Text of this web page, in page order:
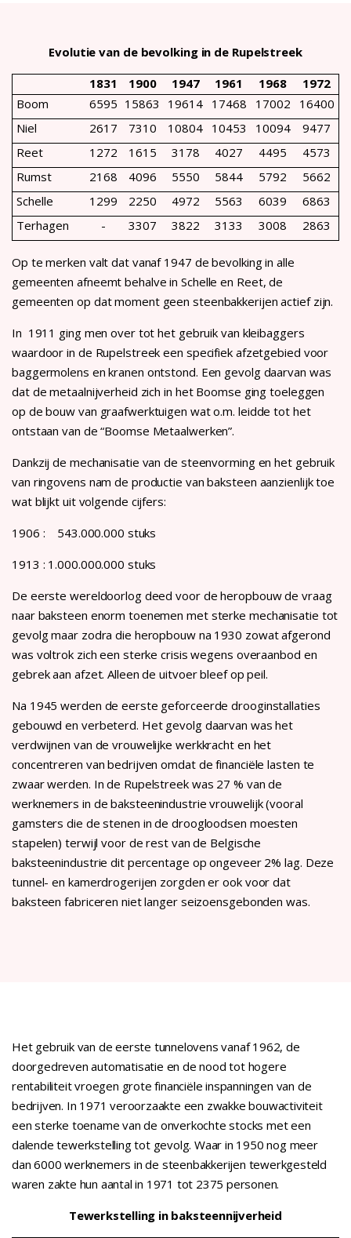
Evolutie van de bevolking in de Rupelstreek
1831
1900 1947 1961 1968
1972
Boom
6595 15863 19614 17468 17002
16400
Niel
2617 7310 10804 10453 10094
9477
Reet
1272 1615 3178 4027 4495
4573
Rumst
2168 4096 5550 5844 5792
5662
Schelle
1299 2250 4972 5563 6039
6863
Terhagen
- 3307 3822 3133 3008 2863
Op te merken valt dat vanaf 1947 de bevolking in alle
gemeenten afneemt behalve in Schelle en Reet, de
gemeenten op dat moment geen steenbakkerijen actief zijn.
In 1911 ging men over tot het gebruik van kleibaggers
waardoor in de Rupelstreek een specifiek afzetgebied voor
baggermolens en kranen ontstond. Een gevolg daarvan was
dat de metaalnijverheid zich in het Boomse ging toeleggen
op de bouw van graafwerktuigen wat o.m. leidde tot het
ontstaan van de “Boomse Metaalwerken”.
Dankzij de mechanisatie van de steenvorming en het gebruik
van ringovens nam de productie van baksteen aanzienlijk toe
wat blijkt uit volgende cijfers:
1906 : 543.000.000 stuks
1913 : 1.000.000.000 stuks
De eerste wereldoorlog deed voor de heropbouw de vraag
naar baksteen enorm toenemen met sterke mechanisatie tot
gevolg maar zodra die heropbouw na 1930 zowat afgerond
was voltrok zich een sterke crisis wegens overaanbod en
gebrek aan afzet. Alleen de uitvoer bleef op peil.
Na 1945 werden de eerste geforceerde drooginstallaties
gebouwd en verbeterd. Het gevolg daarvan was het
verdwijnen van de vrouwelijke werkkracht en het
concentreren van bedrijven omdat de financiële lasten te
zwaar werden. In de Rupelstreek was 27 % van de
werknemers in de baksteenindustrie vrouwelijk (vooral
gamsters die de stenen in de droogloodsen moesten
stapelen) terwijl voor de rest van de Belgische
baksteenindustrie dit percentage op ongeveer 2% lag. Deze
tunnel- en kamerdrogerijen zorgden er ook voor dat
baksteen fabriceren niet langer seizoensgebonden was.
Het gebruik van de eerste tunnelovens vanaf 1962, de
doorgedreven automatisatie en de nood tot hogere
rentabiliteit vroegen grote financiële inspanningen van de
bedrijven. In 1971 veroorzaakte een zwakke bouwactiviteit
een sterke toename van de onverkochte stocks met een
dalende tewerkstelling tot gevolg. Waar in 1950 nog meer
dan 6000 werknemers in de steenbakkerijen tewerkgesteld
waren zakte hun aantal in 1971 tot 2375 personen.
Tewerkstelling in baksteennijverheid